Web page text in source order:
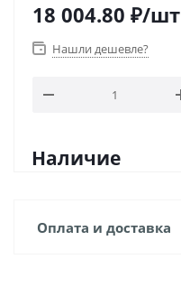
18 004.80 ₽/шт
Нашли дешевле?
Наличие
Оплата и доставка